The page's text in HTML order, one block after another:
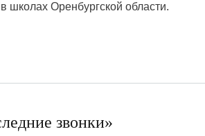
школах Оренбургской области.
звонки»